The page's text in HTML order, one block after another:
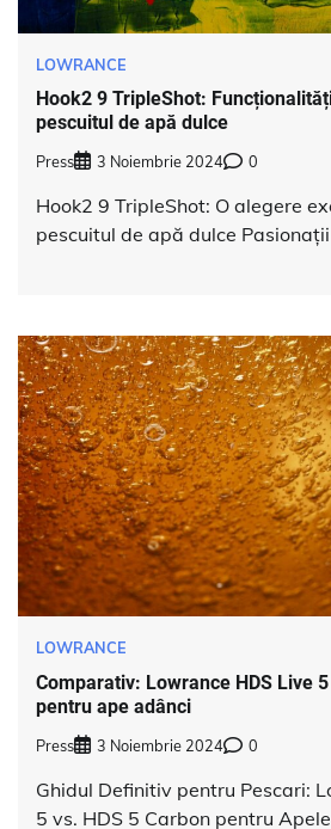
LOWRANCE
Hook2 9 TripleShot:
pescuitul de apă dulce
Press 3 Noiembrie 2024 0
Hook2 9 TripleShot: O alegere
pescuitul de apă dulce
LOWRANCE
Comparativ: Lowrance HDS Live
pentru ape adânci
Press 3 Noiembrie 2024 0
Ghidul Definitiv pentru Pescari:
5 vs. HDS 5 Carbon pentru